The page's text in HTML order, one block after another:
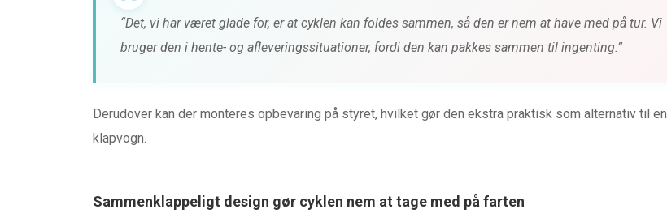
“Det, vi har været glade for, er at cyklen kan foldes sammen, så den er nem at have med på tur. Vi
bruger den i hente- og afleveringssituationer, fordi den kan pakkes sammen til ingenting.”
Derudover kan der monteres opbevaring på styret, hvilket gør den ekstra praktisk som alternativ til en
klapvogn.
Sammenklappeligt design gør cyklen nem at tage med på farten